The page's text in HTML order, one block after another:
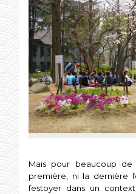
Mais pour beaucoup de
première, ni la dernière
festoyer dans un